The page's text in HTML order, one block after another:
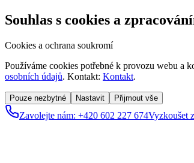
Souhlas s cookies a
Cookies a ochrana soukromí
Používáme cookies potřebné k provozu webu a
osobních údajů. Kontakt: Kontakt.
Pouze nezbytné Nastavit Přijmout vše
Zavolejte nám: +420 602 227 674Vyzkoušet